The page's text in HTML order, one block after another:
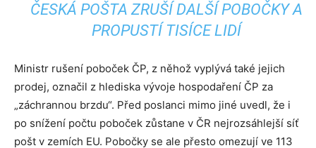
ČESKÁ POŠTA ZRUŠÍ DALŠÍ POBOČKY A
PROPUSTÍ TISÍCE LIDÍ
Ministr rušení poboček ČP, z něhož vyplývá také jejich
prodej, označil z hlediska vývoje hospodaření ČP za
„záchrannou brzdu“. Před poslanci mimo jiné uvedl, že i
po snížení počtu poboček zůstane v ČR nejrozsáhlejší síť
pošt v zemích EU. Pobočky se ale přesto omezují ve 113